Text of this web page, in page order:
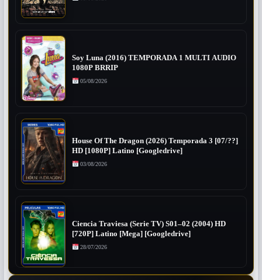
Soy Luna (2016) TEMPORADA 1 MULTI AUDIO
1080P BRRIP
05/08/2026
House Of The Dragon (2026) Temporada 3 [07/??]
HD [1080P] Latino [Googledrive]
03/08/2026
Ciencia Traviesa (Serie TV) S01–02 (2004) HD
[720P] Latino [Mega] [Googledrive]
28/07/2026